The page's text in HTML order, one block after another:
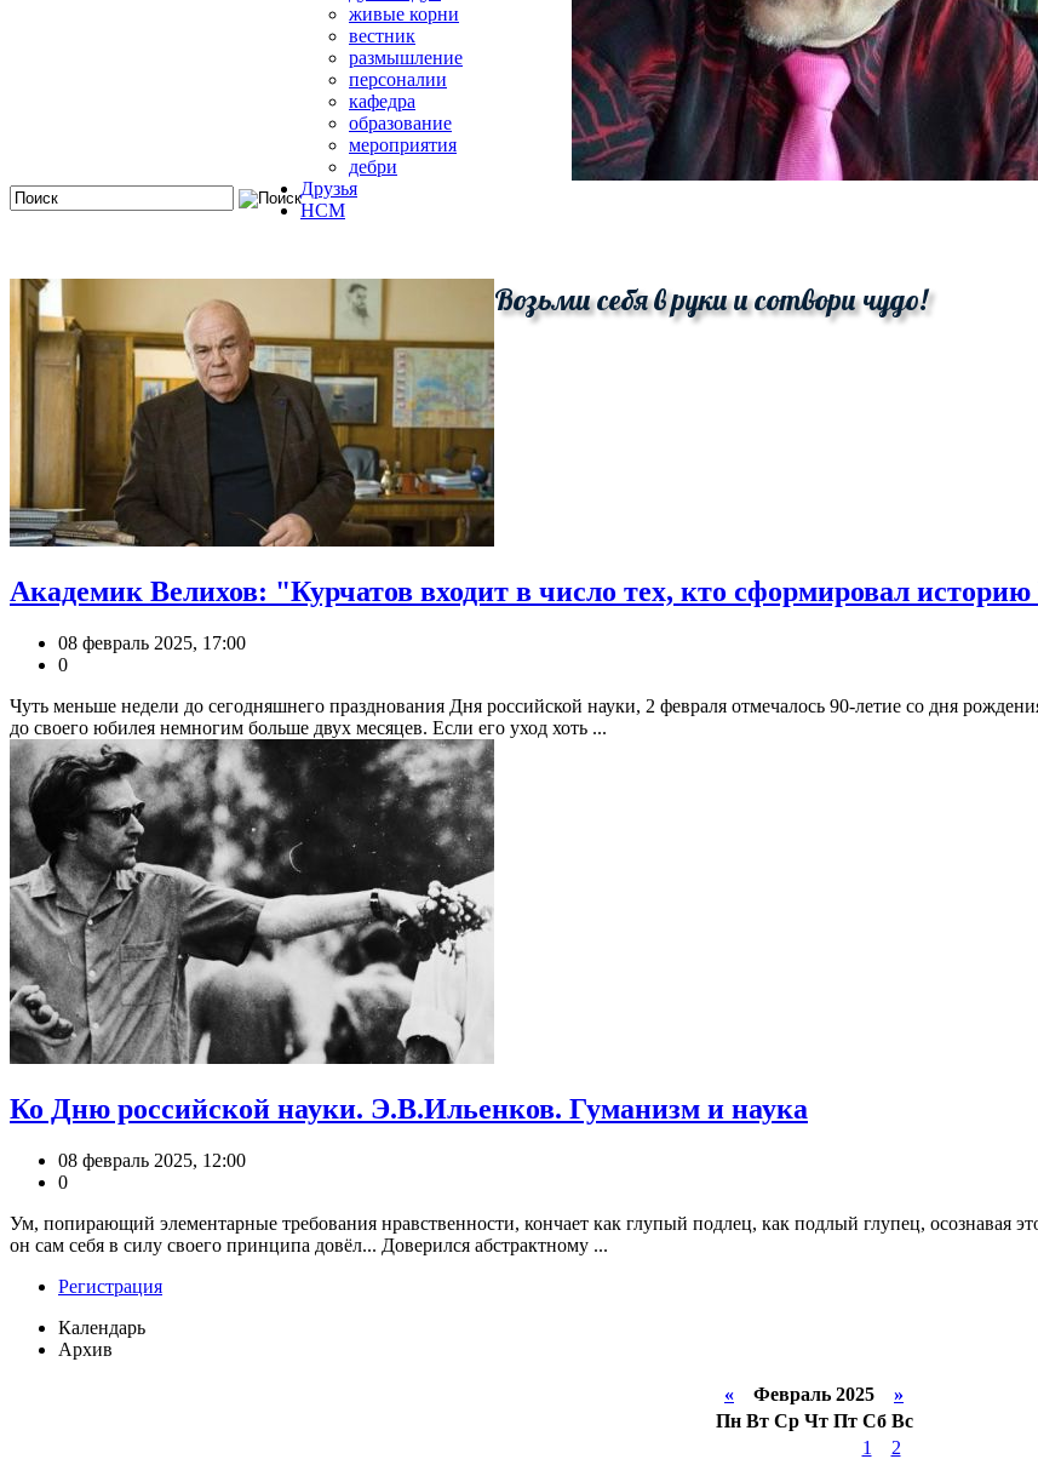
Возьми себя в руки и сотвори чудо!
живые корни
вестник
размышление
персоналии
кафедра
образование
мероприятия
дебри
Друзья
HCM
Академик Велихов: "Курчатов входит в число тех, кто сформировал
08 февраль 2025, 17:00
0
Чуть меньше недели до сегодняшнего празднования Дня российской науки, 2 февраля отмечалось 90-летие со дня
до своего юбилея немногим больше двух месяцев. Если его уход хоть ...
Ко Дню российской науки. Э.В.Ильенков. Гуманизм и наука
08 февраль 2025, 12:00
0
Ум, попирающий элементарные требования нравственности, кончает как глупый подлец, как подлый глупец, осознавая
он сам себя в силу своего принципа довёл... Доверился абстрактному ...
Регистрация
Календарь
Архив
« Февраль 2025 »
Пн Вт Ср Чт Пт Сб Вс
1
2